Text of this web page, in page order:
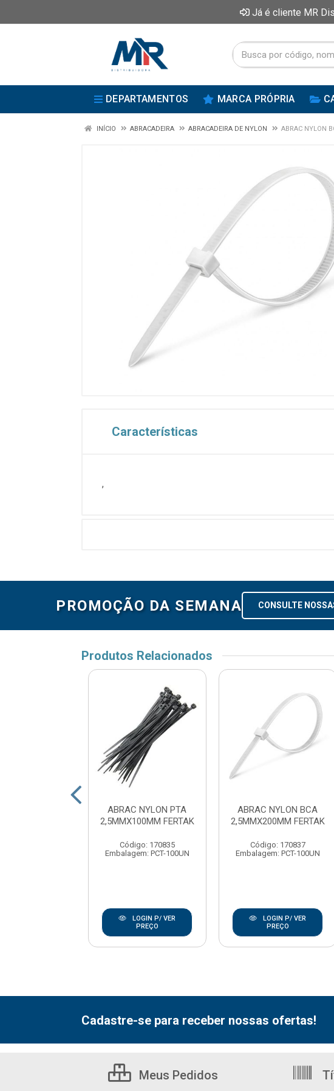
Já é cliente MR
DEPARTAMENTOS MARCA PRÓPRIA
INÍCIO ABRACADEIRA ABRACADEIRA DE NYLON ABRAC NYLON
Características
,
PROMOÇÃO DA SEMANA CONSULTE
Produtos Relacionados
ABRAC NYLON PTA
2,5MMX100MM FERTAK
Código: 170835
Embalagem: PCT-100UN
LOGIN P/ VER
PREÇO
ABRAC NYLON BCA
2,5MMX200MM FERTAK
Código: 170837
Embalagem: PCT-100UN
LOGIN P/ VER
PREÇO
Cadastre-se para receber nossas ofertas!
Meus Pedidos